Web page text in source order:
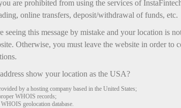
are prohibited from using the services of
online transfers, deposit/withdrawal of funds, etc.
seeing this message by mistake and your location is
Otherwise, you must leave the website in order to
show your location as the USA?
by a hosting company based in the United States;
WHOIS records;
geolocation database.